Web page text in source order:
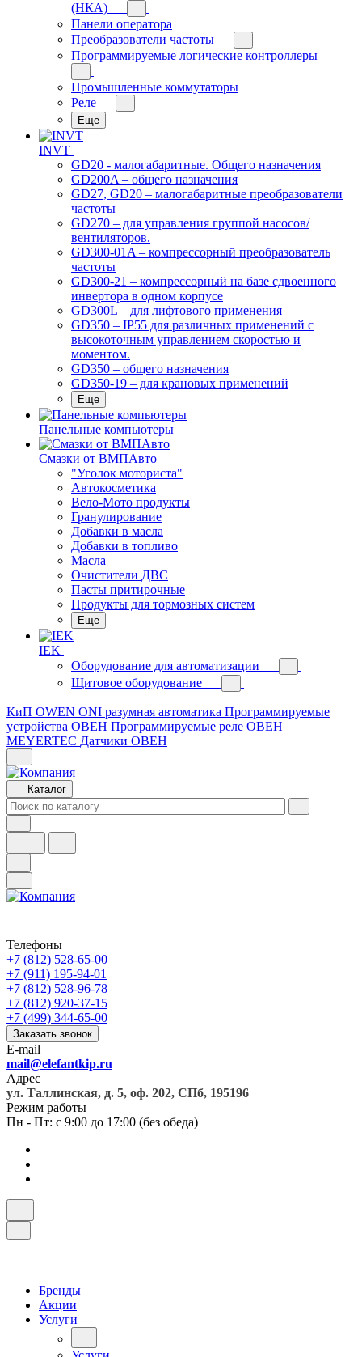
(НКА)
Панели оператора
Преобразователи частоты
Программируемые логические контроллеры
Промышленные коммутаторы
Реле
Еще
INVT
GD20 - малогабаритные. Общего назначения
GD200A – общего назначения
GD27, GD20 – малогабаритные преобразователи
частоты
GD270 – для управления группой насосов/
вентиляторов.
GD300-01A – компрессорный преобразователь
частоты
GD300-21 – компрессорный на базе сдвоенного
инвертора в одном корпусе
GD300L – для лифтового применения
GD350 – IP55 для различных применений с
высокоточным управлением скоростью и
моментом.
GD350 – общего назначения
GD350-19 – для крановых применений
Еще
Панельные компьютеры
Смазки от ВМПАвто
"Уголок моториста"
Автокосметика
Вело-Мото продукты
Гранулирование
Добавки в масла
Добавки в топливо
Масла
Очистители ДВС
Пасты притирочные
Продукты для тормозных систем
Еще
IEK
Оборудование для автоматизации
Щитовое оборудование
КиП OWEN ONI разумная автоматика Программируемые
устройства ОВЕН Программируемые реле ОВЕН
MEYERTEC Датчики ОВЕН
Каталог
Телефоны
+7 (812) 528-65-00
+7 (911) 195-94-01
+7 (812) 528-96-78
+7 (812) 920-37-15
+7 (499) 344-65-00
Заказать звонок
E-mail
mail@elefantkip.ru
Адрес
ул. Таллинская, д. 5, оф. 202, СПб, 195196
Режим работы
Пн - Пт: с 9:00 до 17:00 (без обеда)
Бренды
Акции
Услуги